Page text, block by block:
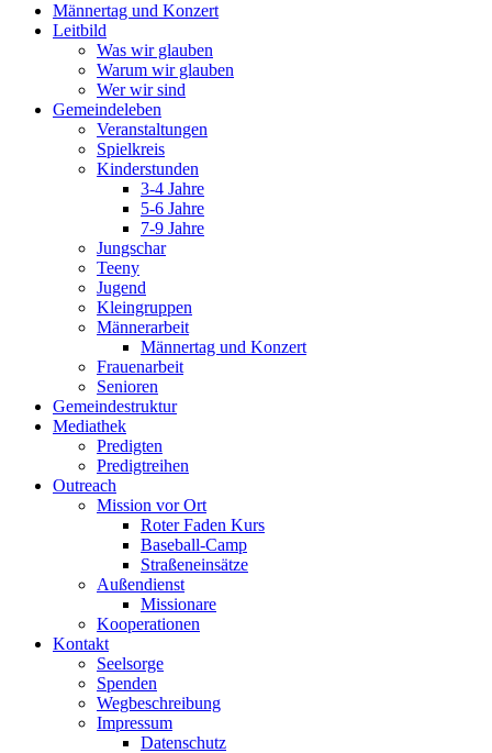
Männertag und Konzert
Leitbild
Was wir glauben
Warum wir glauben
Wer wir sind
Gemeindeleben
Veranstaltungen
Spielkreis
Kinderstunden
3-4 Jahre
5-6 Jahre
7-9 Jahre
Jungschar
Teeny
Jugend
Kleingruppen
Männerarbeit
Männertag und Konzert
Frauenarbeit
Senioren
Gemeindestruktur
Mediathek
Predigten
Predigtreihen
Outreach
Mission vor Ort
Roter Faden Kurs
Baseball-Camp
Straßeneinsätze
Außendienst
Missionare
Kooperationen
Kontakt
Seelsorge
Spenden
Wegbeschreibung
Impressum
Datenschutz